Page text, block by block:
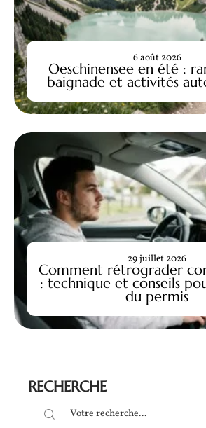
Oeschinensee en été :
baignade et activités
6 août 2026
Comment rétrograder
: technique et conseils
du permis
29 juillet 2026
RECHERCHE